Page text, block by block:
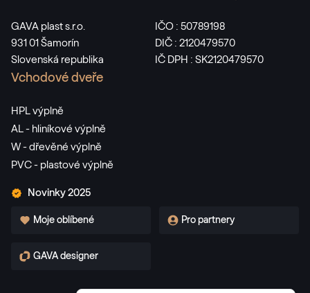
GAVA plast s.r.o.
931 01 Šamorín
Slovenská republika
IČO : 50789198
DIČ : 2120479570
IČ DPH : SK2120479570
Vchodové dveře
HPL výplně
AL - hliníkové výplně
W - dřevěné výplně
PVC - plastové výplně
Novinky 2025
Moje oblíbené Pro partnery
GAVA designer